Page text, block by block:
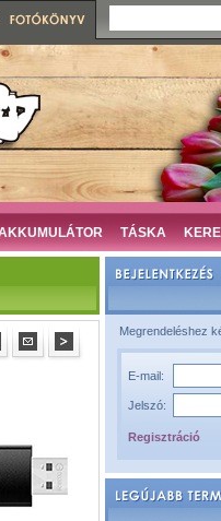
TÁSKA
Megrendeléshez
E-mail:
Jelszó:
Regisztráció